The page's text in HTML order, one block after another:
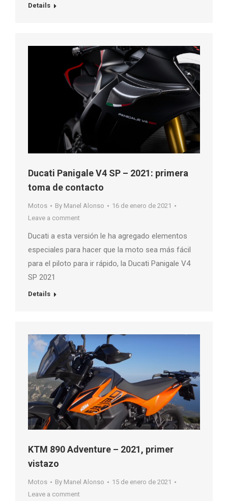
Details
Ducati Panigale V4 SP – 2021: primera
toma de contacto
Motos By Manel Alonso
16 de enero de 2021
Leave a comment
Ducati a esta versión le ha agregado elementos
especiales para hacer que la moto sea más fácil
para el piloto para ir rápido, la Ducati Panigale V4
SP 2021
Details
KTM 890 Adventure – 2021, primer
vistazo
Motos By Manel Alonso
15 de enero de 2021
Leave a comment